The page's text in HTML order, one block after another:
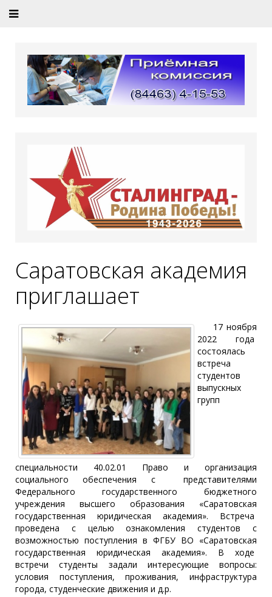
Саратовская академия
приглашает
17 ноября
2022 года
состоялась
встреча
студентов
выпускных
групп
специальности 40.02.01 Право и организация
социального обеспечения с представителями
Федерального государственного бюджетного
учреждения высшего образования «Саратовская
государственная юридическая академия». Встреча
проведена с целью ознакомления студентов с
возможностью поступления в ФГБУ ВО «Саратовская
государственная юридическая академия». В ходе
встречи студенты задали интересующие вопросы:
условия поступления, проживания, инфраструктура
города, студенческие движения и д.р.